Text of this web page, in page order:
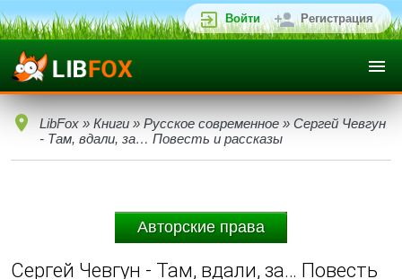
Войти Регистрация
LibFox » Книги » Русское современное » Сергей Чевгун
- Там, вдали, за… Повесть и рассказы
Авторские права
Сергей Чевгун - Там, вдали, за… Повесть